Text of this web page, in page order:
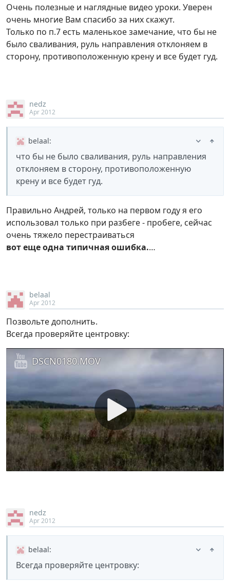
Очень полезные и наглядные видео уроки. Уверен
очень многие Вам спасибо за них скажут.
Только по п.7 есть маленькое замечание, что бы не
было сваливания, руль направления отклоняем в
сторону, противоположенную крену и все будет гуд.
nedz
Apr 2012
belaal:
что бы не было сваливания, руль направления
отклоняем в сторону, противоположенную
крену и все будет гуд.
Правильно Андрей, только на первом году я его
использовал только при разбеге - пробеге, сейчас
очень тяжело перестраиваться
вот еще одна типичная ошибка.…
belaal
Apr 2012
Позвольте дополнить.
Всегда проверяйте центровку:
DSCN0180.MOV
nedz
Apr 2012
belaal:
Всегда проверяйте центровку: